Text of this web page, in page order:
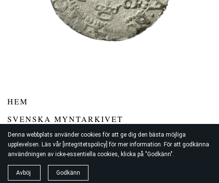
Denna webbplats använder cookies för att ge dig den bästa möjliga
upplevelsen. Läs vår [integritetspolicy] för mer information. För att godkänna
användningen av icke-essentiella cookies, klicka på "Godkänn".
Avböj Godkänn
HEM
SVENSKA MYNTARKIVET
SWEMYNTHANDELN
© 2026Swemynt